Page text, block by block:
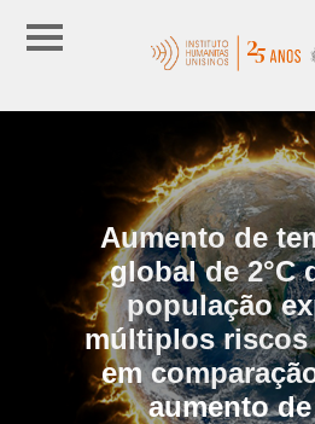
Aumento de
global de 2°C
população
múltiplos riscos
em
aumento de